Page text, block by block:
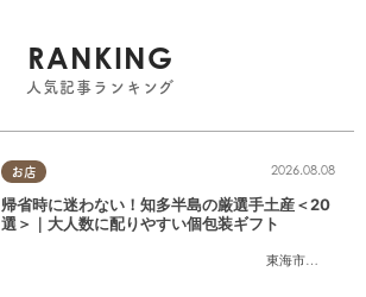
RANKING
人気記事ランキング
お店
東海市大府市
2026.08.08
帰省時に迷わない！知多半島の厳選手土産＜20
選＞｜大人数に配りやすい個包装ギフト